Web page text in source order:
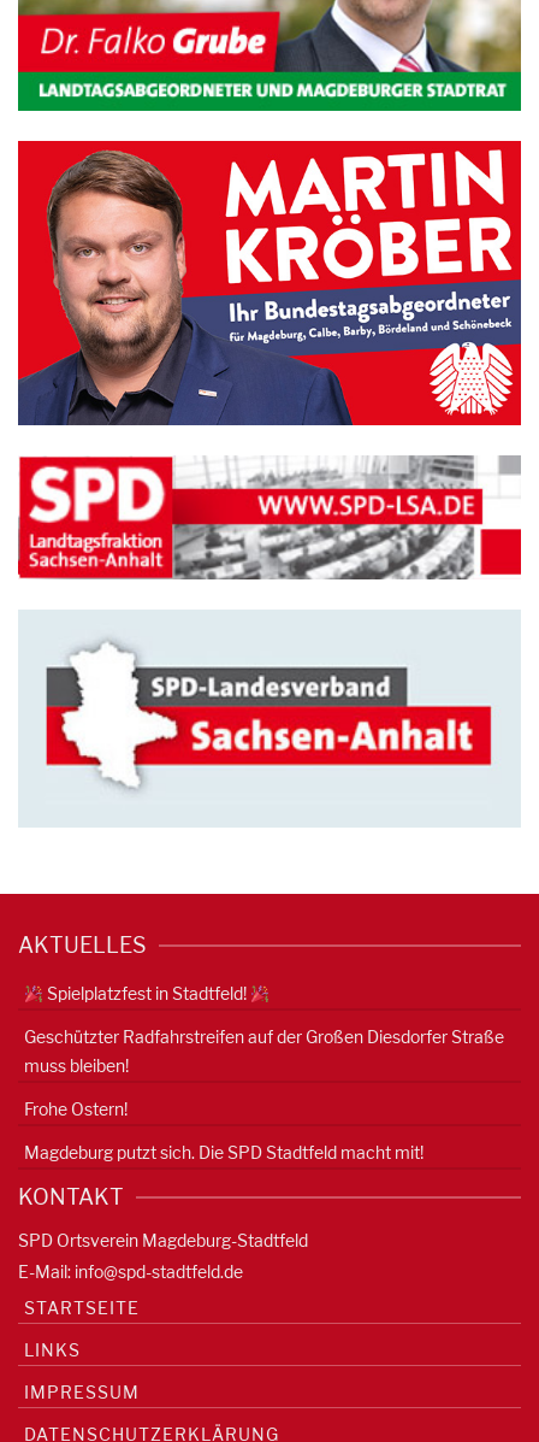
AKTUELLES
Spielplatzfest in Stadtfeld!
Geschützter Radfahrstreifen auf der Großen Diesdorfer Straße
muss bleiben!
Frohe Ostern!
Magdeburg putzt sich. Die SPD Stadtfeld macht mit!
KONTAKT
SPD Ortsverein Magdeburg-Stadtfeld
E-Mail: info@spd-stadtfeld.de
STARTSEITE
LINKS
IMPRESSUM
DATENSCHUTZERKLÄRUNG